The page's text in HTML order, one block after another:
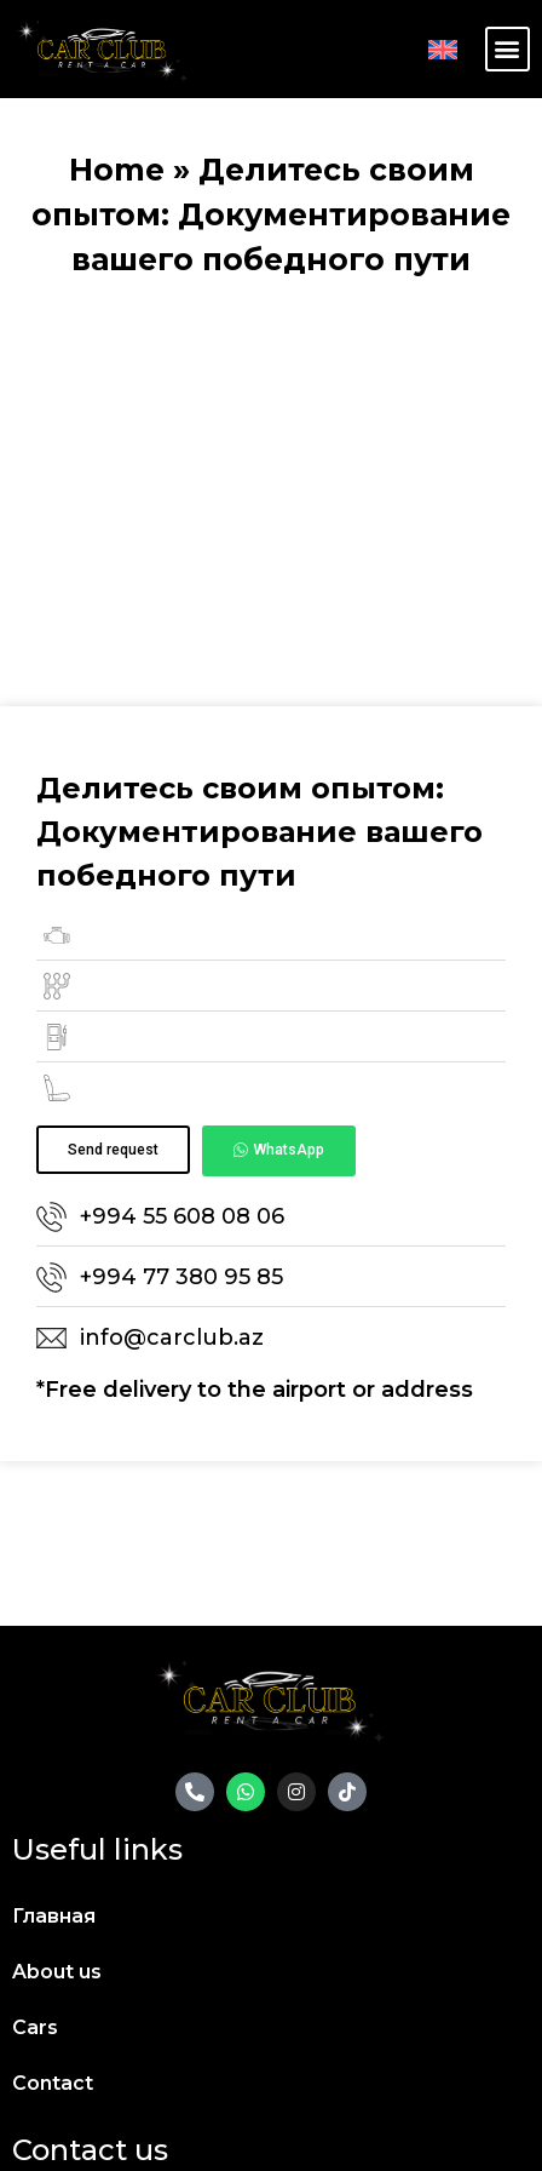
Home » Делитесь своим
опытом: Документирование
вашего победного пути
Делитесь своим опытом:
Документирование вашего
победного пути
Send request WhatsApp
+994 55 608 08 06
+994 77 380 95 85
info@carclub.az
*Free delivery to the airport or address
Useful links
Главная
About us
Cars
Contact
Contact us